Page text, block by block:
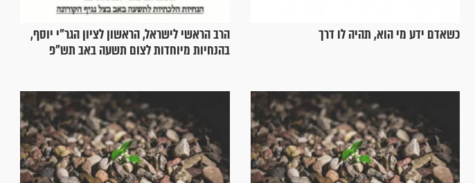
כשאדם ידע מי הוא, תהיה לו דרך
הרב הראשי לישראל, הראשון לציון הגר"י יוסף,
בהנחיות מיוחדות לצום תשעה באב תש"פ